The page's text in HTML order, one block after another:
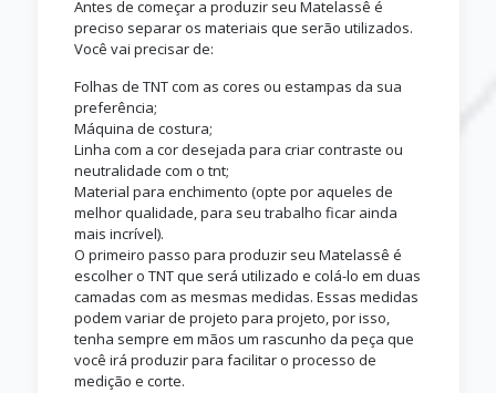
Antes de começar a produzir seu Matelassê é
preciso separar os materiais que serão utilizados.
Você vai precisar de:
Folhas de TNT com as cores ou estampas da sua
preferência;
Máquina de costura;
Linha com a cor desejada para criar contraste ou
neutralidade com o tnt;
Material para enchimento (opte por aqueles de
melhor qualidade, para seu trabalho ficar ainda
mais incrível).
O primeiro passo para produzir seu Matelassê é
escolher o TNT que será utilizado e colá-lo em duas
camadas com as mesmas medidas. Essas medidas
podem variar de projeto para projeto, por isso,
tenha sempre em mãos um rascunho da peça que
você irá produzir para facilitar o processo de
medição e corte.